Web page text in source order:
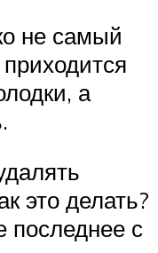
не самый
а
это делать?
последнее с